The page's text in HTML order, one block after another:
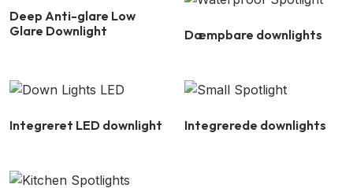
Deep Anti-glare Low
Glare Downlight
Dæmpbare downlights
Integreret LED downlight Integrerede downlights